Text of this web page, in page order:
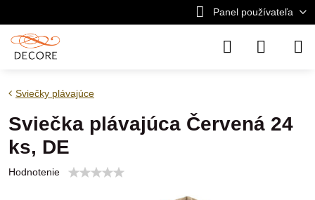
Panel používateľa
Sviečky plávajúce
Sviečka plávajúca Červená 24
ks, DE
Hodnotenie